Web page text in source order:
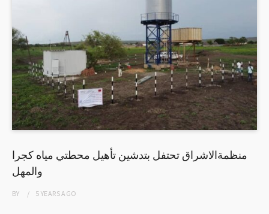
منظمةالاشراق تحتفل بتدشين تأهيل محطتي مياه كجرا
والمهل
BY 5 YEARSAGO